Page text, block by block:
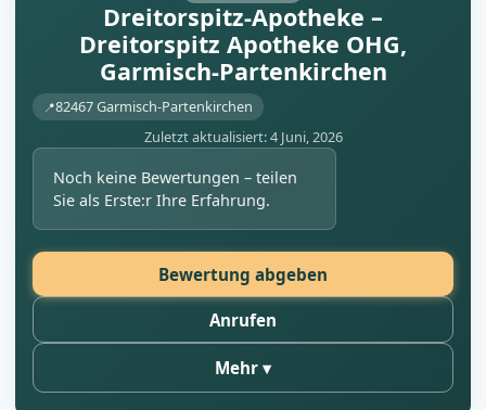
Dreitorspitz-Apotheke –
Dreitorspitz Apotheke OHG,
Garmisch-Partenkirchen
82467 Garmisch-Partenkirchen
Zuletzt aktualisiert: 4 Juni, 2026
Noch keine Bewertungen – teilen
Sie als Erste:r Ihre Erfahrung.
Bewertung abgeben
Anrufen
Mehr